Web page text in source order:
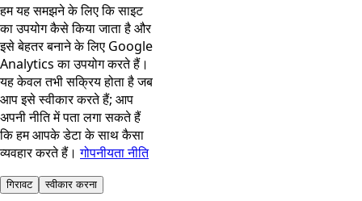
हम यह समझने के लिए कि साइट
का उपयोग कैसे किया जाता है और
इसे बेहतर बनाने के लिए Google
Analytics का उपयोग करते हैं।
यह केवल तभी सक्रिय होता है जब
आप इसे स्वीकार करते हैं; आप
अपनी नीति में पता लगा सकते हैं
कि हम आपके डेटा के साथ कैसा
व्यवहार करते हैं। गोपनीयता नीति
गिरावट स्वीकार करना